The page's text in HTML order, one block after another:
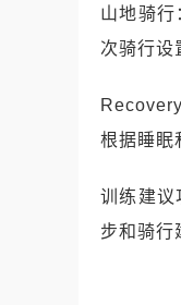
山地骑
次骑行设
根据睡眠
训练建议
步和骑行